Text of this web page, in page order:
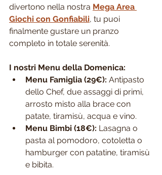
divertono nella nostra Mega Area
Giochi con Gonfiabili, tu puoi
finalmente gustare un pranzo
completo in totale serenità.
I nostri Menu della Domenica:
Menu Famiglia (29€): Antipasto
dello Chef, due assaggi di primi,
arrosto misto alla brace con
patate, tiramisù, acqua e vino.
Menu Bimbi (18€): Lasagna o
pasta al pomodoro, cotoletta o
hamburger con patatine, tiramisù
e bibita.